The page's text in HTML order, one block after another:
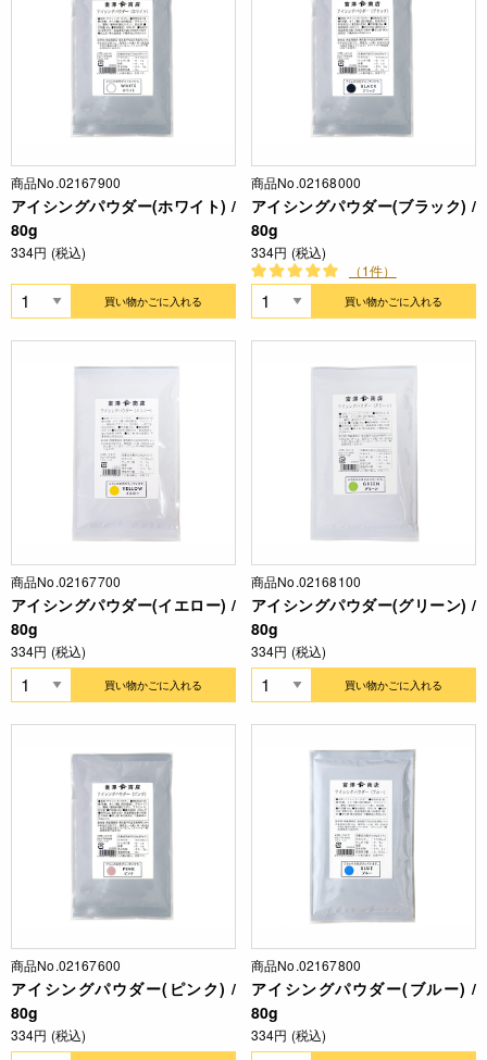
商品No.02167900
アイシングパウダー(ホワイト) /
80g
334円 (税込)
買い物かごに入れる
商品No.02168000
アイシングパウダー(ブラック) /
80g
334円 (税込)
（1件）
買い物かごに入れる
商品No.02167700
アイシングパウダー(イエロー) /
80g
334円 (税込)
買い物かごに入れる
商品No.02168100
アイシングパウダー(グリーン) /
80g
334円 (税込)
買い物かごに入れる
商品No.02167600
アイシングパウダー(ピンク) /
80g
334円 (税込)
商品No.02167800
アイシングパウダー(ブルー) /
80g
334円 (税込)